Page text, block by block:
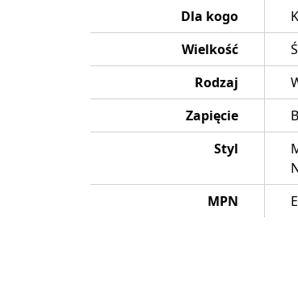
Dla kogo
Wielkość
Rodzaj
Zapięcie
Styl
MPN